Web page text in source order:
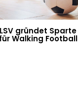
LSV gründet Sparte
für Walking Football